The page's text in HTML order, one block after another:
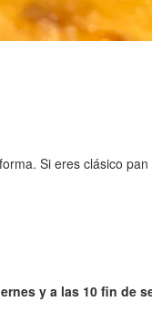
Si eres clásico
y a las 10 fin de